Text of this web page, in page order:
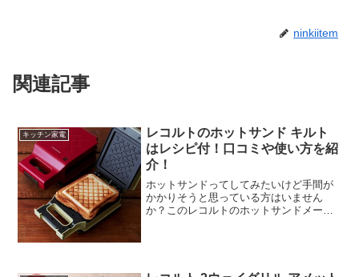
ninkiitem
関連記事
キッチン家電
レコルトのホットサンド キルト
はレシピ付！口コミや使い方を紹
介！
ホットサンドってしてみたいけど手間が
かかりそうと思っている方はいません
か？このレコルトのホットサンドメーカ